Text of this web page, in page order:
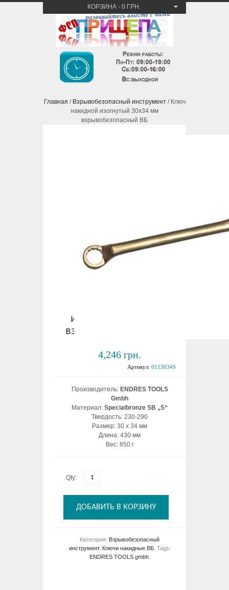
КОРЗИНА - 0 ГРН.
Главная / Взрывобезопасный инструмент/ Ключ
накидной изогнутый 30х34 мм
взрывобезопасный ВБ
изогнутый 30х34 мм
взрывобезопасный ВБ
4,246 грн.
Артикул: 0113034S
Производитель: ENDRES TOOLS
Gmbh
Материал: Specialbronze SB „S“
Твердость: 230-290
Размер: 30 х 34 мм
Длина: 430 мм
Вес: 850 г
Qty:
ДОБАВИТЬ В КОРЗИНУ
Категория: Взрывобезопасный
инструмент, Ключи накидные ВБ. Tags:
ENDRES TOOLS gmbh.